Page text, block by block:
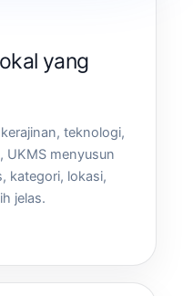
yang
teknologi,
UKMS menyusun
kategori, lokasi,
jelas.